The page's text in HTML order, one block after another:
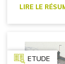
Lire le
ETUDE